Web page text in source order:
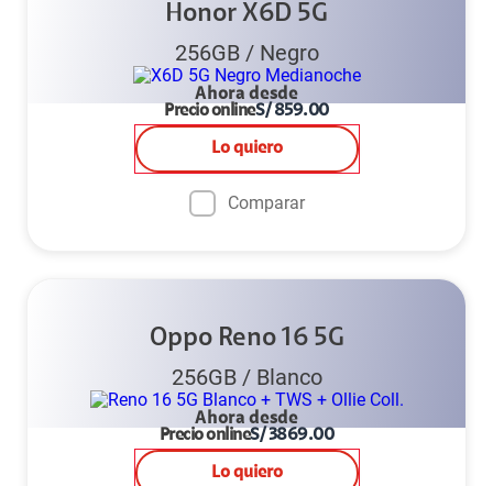
Honor X6D 5G
256GB/ Negro
Ahora desde
Precio onlineS/859.00
Lo quiero
Comparar
Oppo Reno 16 5G
256GB/ Blanco
Ahora desde
Precio onlineS/3869.00
Lo quiero